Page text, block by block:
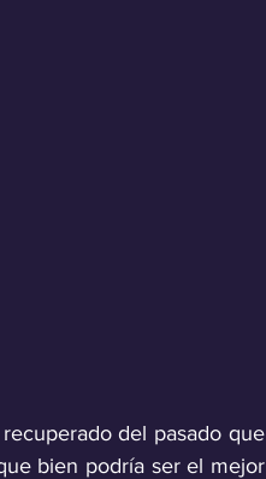
del pasado que
bien podría ser el mejor